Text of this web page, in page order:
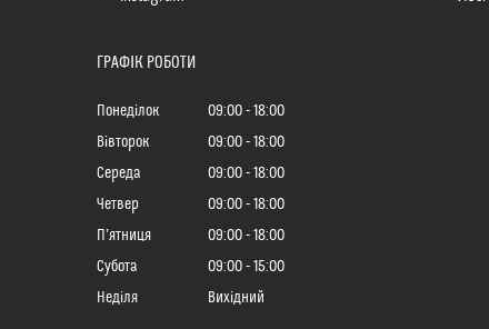
ГРАФІК РОБОТИ
Понеділок 09:00
18:00
Вівторок
09:00
18:00
Середа
09:00
18:00
Четвер
09:00
18:00
Пʼятниця
09:00
18:00
Субота
09:00
15:00
Неділя
Вихідний